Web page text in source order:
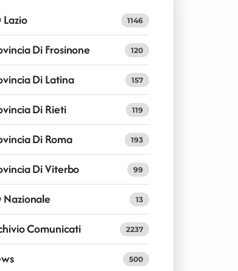
Lazio 1146
Di Frosinone 120
Di Latina 157
Di Rieti 119
Di Roma 193
Di Viterbo 99
Nazionale 13
Comunicati 2237
500